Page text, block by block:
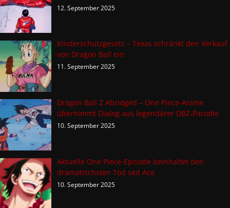
12. September 2025
Kinderschutzgesetz – Texas schränkt den Verkauf
von Dragon Ball ein
11. September 2025
Dragon Ball Z Abridged – One Piece-Anime
übernimmt Dialog aus legendärer DBZ-Parodie
10. September 2025
Aktuelle One Piece-Episode beinhaltet den
dramatischsten Tod seit Ace
10. September 2025